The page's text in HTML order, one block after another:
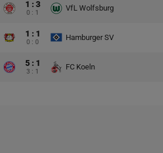
1 : 3
0 : 1
VfL Wolfsburg
1 : 1
0 : 0
Hamburger SV
5 : 1
3 : 1
FC Koeln